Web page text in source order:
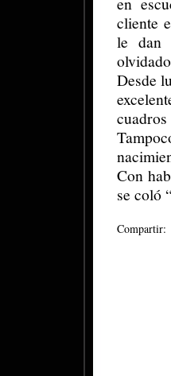
cliente
le dan
Desde
Con
se coló
Compartir: